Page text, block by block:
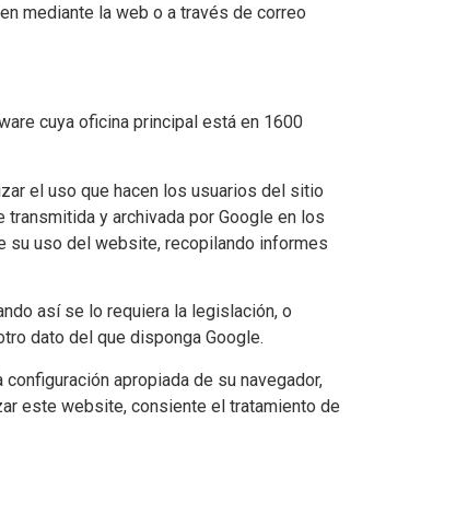
mediante la web o a través de correo
cuya oficina principal está en 1600
el uso que hacen los usuarios del sitio
y archivada por Google en los
su uso del website, recopilando informes
así se lo requiera la legislación, o
dato del que disponga Google.
apropiada de su navegador,
este website, consiente el tratamiento de